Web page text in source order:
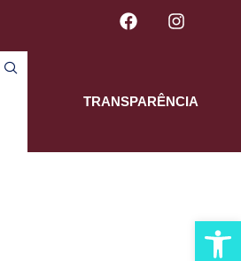
Abrir
TRANSPARÊNCIA